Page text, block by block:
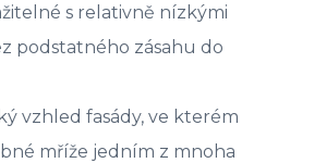
s relativně nízkými
podstatného zásahu do
vzhled fasády, ve kterém
mříže jedním z mnoha